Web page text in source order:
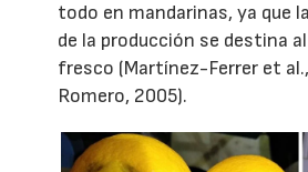
todo en mandarinas, ya que
de la producción se destina
fresco (Martínez-Ferrer et
Romero, 2005).